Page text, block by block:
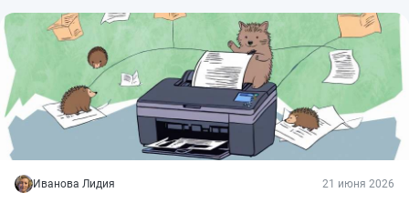
Иванова Лидия 21 июня 2026